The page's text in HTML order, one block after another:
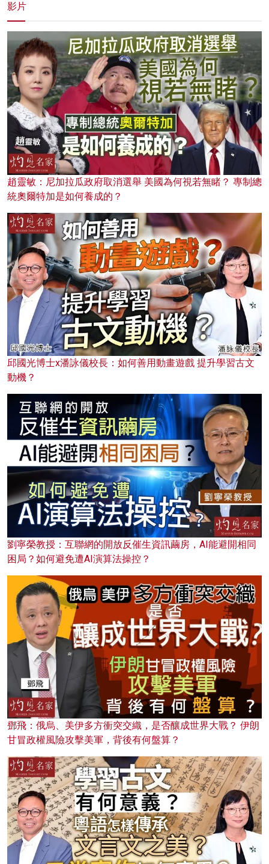
影片
趙靈敏：尼加拉瓜政府取消選舉 美國為何視若無睹？ 專制總
統奧爾特加是如何養成的？
邱國光博士x潘詠儀校長：如何善用動畫遊戲 提升學習古文
動機？
劉寧榮教授：互聯網的開放反催生資訊繭房，AI能避開相同
困局？如何避免遭AI演算法操控？
鄧飛：俄烏、美伊多方衝突交織，是否釀成世界大戰？ 伊朗
甘冒政權風險攻擊美軍，背後有何盤算？